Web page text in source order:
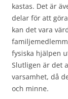
kastas. Det är
delar för att
kan det vara
fysiska hjälpen
Slutligen är det
varsamhet, då
och minne.